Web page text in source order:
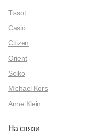
Tissot
Casio
Citizen
Orient
Seiko
Michael Kors
Anne Klein
На связи